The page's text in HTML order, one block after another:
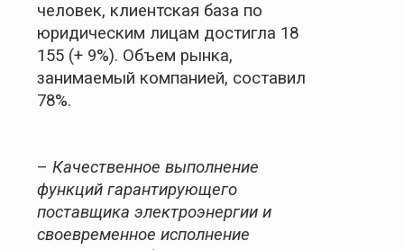
человек, клиентская база по
юридическим лицам достигла 18
155 (+ 9%). Объем рынка,
занимаемый компанией, составил
78%.
– Качественное выполнение
функций гарантирующего
поставщика электроэнергии и
своевременное исполнение